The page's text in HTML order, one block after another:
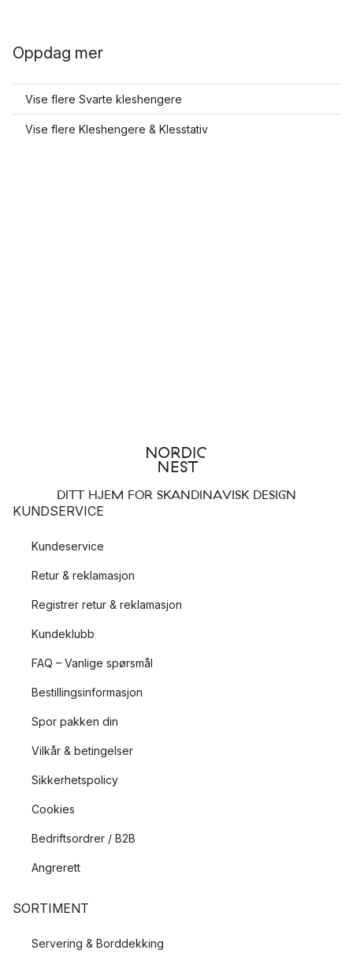
Oppdag mer
Vise flere Svarte kleshengere
Vise flere Kleshengere & Klesstativ
DITT HJEM FOR SKANDINAVISK DESIGN
KUNDSERVICE
Kundeservice
Retur & reklamasjon
Registrer retur & reklamasjon
Kundeklubb
FAQ – Vanlige spørsmål
Bestillingsinformasjon
Spor pakken din
Vilkår & betingelser
Sikkerhetspolicy
Cookies
Bedriftsordrer / B2B
Angrerett
SORTIMENT
Servering & Borddekking